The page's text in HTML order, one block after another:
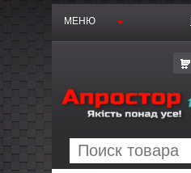
МЕНЮ